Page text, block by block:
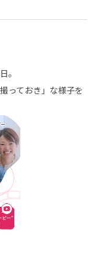
。
っておき」な様子を